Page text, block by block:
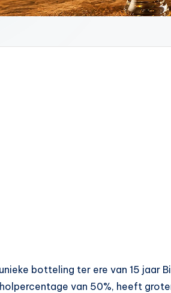
botteling ter ere van 15 jaar
van 50%, heeft